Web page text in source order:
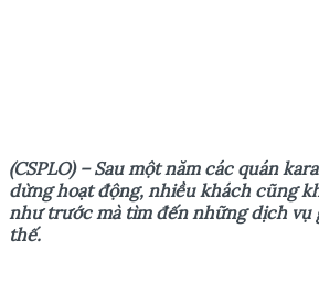
(CSPLO) – Sau một năm các quán
dừng hoạt động, nhiều khách cũng
nhưtrước mà tìm đến những dịch vụ
thế.